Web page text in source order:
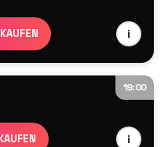
i
19:00
i
gegeben